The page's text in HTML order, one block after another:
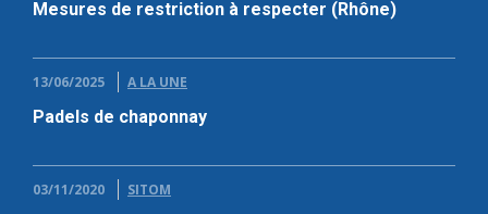
Mesures de restriction à respecter (Rhône)
13/06/2025 A LA UNE
Padels de chaponnay
03/11/2020 SITOM